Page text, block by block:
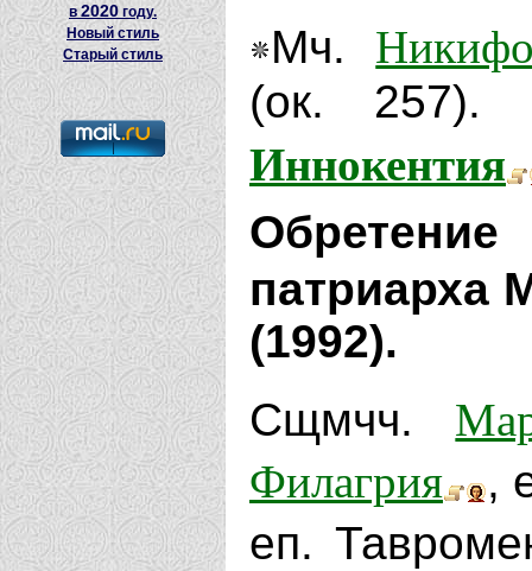
в2020 году.
Новый стиль
Старый стиль
Мч.
(ок. 257).
Иннокентия
патриарха
(1992).
Сщмчч.
Филагрия
,
еп.